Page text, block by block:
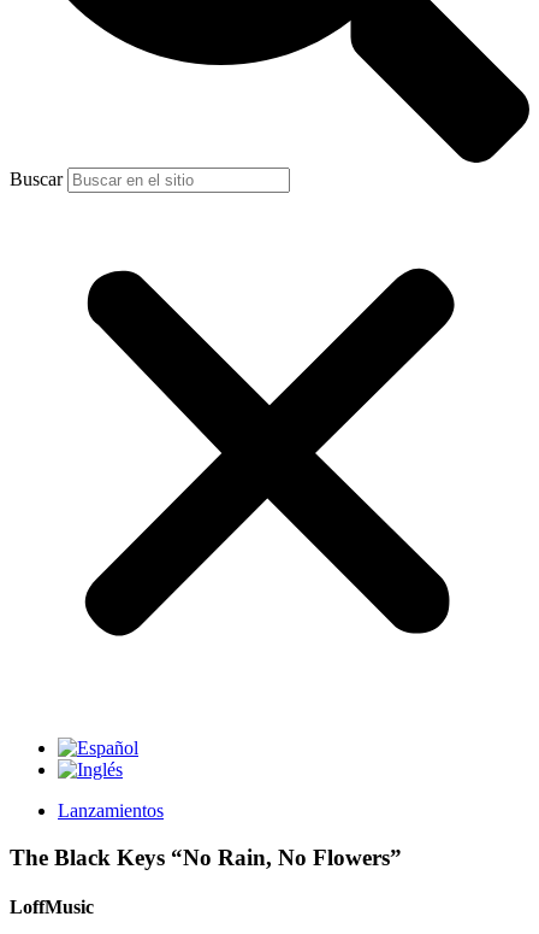
Buscar
Lanzamientos
The Black Keys “No Rain, No Flowers”
LoffMusic